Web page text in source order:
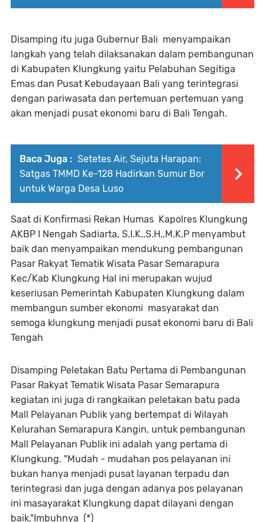
Disamping itu juga Gubernur Bali menyampaikan
langkah yang telah dilaksanakan dalam pembangunan
di Kabupaten Klungkung yaitu Pelabuhan Segitiga
Emas dan Pusat Kebudayaan Bali yang terintegrasi
dengan pariwasata dan pertemuan pertemuan yang
akan menjadi pusat ekonomi baru di Bali Tengah.
Baca Juga : Setetes Air, Sejuta Harapan:
Satgas TMMD Ke-128 Hadirkan Sumur Bor
untuk Warga Desa Luso
Saat di Konfirmasi Rekan Humas Kapolres Klungkung
AKBP I Nengah Sadiarta, S.I.K.,S.H.,M.K.P menyambut
baik dan menyampaikan mendukung pembangunan
Pasar Rakyat Tematik Wisata Pasar Semarapura
Kec/Kab Klungkung Hal ini merupakan wujud
keseriusan Pemerintah Kabupaten Klungkung dalam
membangun sumber ekonomi masyarakat dan
semoga klungkung menjadi pusat ekonomi baru di Bali
Tengah
Disamping Peletakan Batu Pertama di Pembangunan
Pasar Rakyat Tematik Wisata Pasar Semarapura
kegiatan ini juga di rangkaikan peletakan batu pada
Mall Pelayanan Publik yang bertempat di Wilayah
Kelurahan Semarapura Kangin, untuk pembangunan
Mall Pelayanan Publik ini adalah yang pertama di
Klungkung. "Mudah - mudahan pos pelayanan ini
bukan hanya menjadi pusat layanan terpadu dan
terintegrasi dan juga dengan adanya pos pelayanan
ini masayarakat Klungkung dapat dilayani dengan
baik,"Imbuhnya (*)